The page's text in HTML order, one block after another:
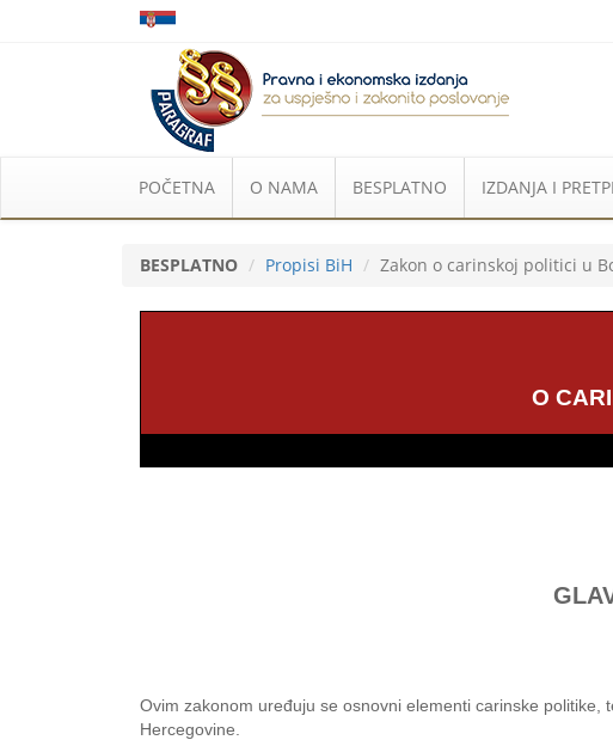
POČETNA O NAMA BESPLATNO IZDANJA I
BESPLATNO Propisi BiH Zakon o carinskoj politici u
O
Ovim zakonom uređuju se osnovni elementi carinske
Hercegovine.